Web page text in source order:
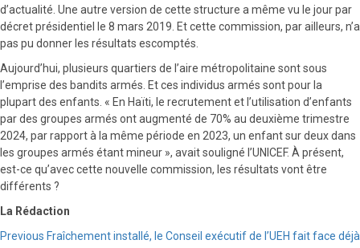
d’actualité. Une autre version de cette structure a même vu le jour par
décret présidentiel le 8 mars 2019. Et cette commission, par ailleurs, n’a
pas pu donner les résultats escomptés.
Aujourd’hui, plusieurs quartiers de l’aire métropolitaine sont sous
l’emprise des bandits armés. Et ces individus armés sont pour la
plupart des enfants. « En Haïti, le recrutement et l’utilisation d’enfants
par des groupes armés ont augmenté de 70% au deuxième trimestre
2024, par rapport à la même période en 2023, un enfant sur deux dans
les groupes armés étant mineur », avait souligné l’UNICEF. À présent,
est-ce qu’avec cette nouvelle commission, les résultats vont être
différents ?
La Rédaction
Continue
Previous Fraîchement installé, le Conseil exécutif de l’UEH fait face déjà